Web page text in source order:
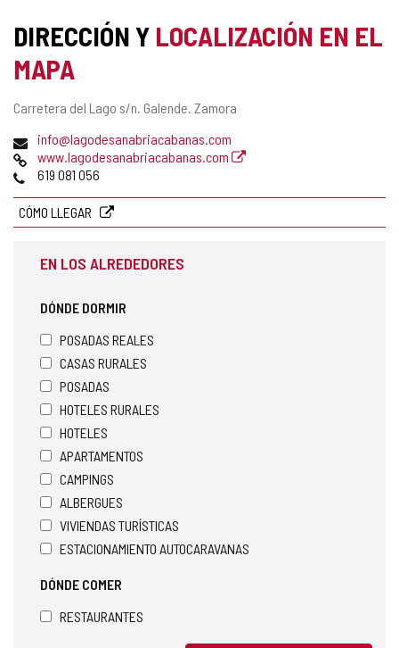
DIRECCIÓN Y LOCALIZACIÓN EN EL
MAPA
Dirección
Carretera del Lago s/n. Galende. Zamora
Dirección
de
correo
info@lagodesanabriacabanas.com
Página
Web
www.lagodesanabriacabanas.com
Teléfonos
619 081 056
CÓMO LLEGAR
EN LOS ALREDEDORES
DÓNDE DORMIR
POSADAS REALES
CASAS RURALES
POSADAS
HOTELES RURALES
HOTELES
APARTAMENTOS
CAMPINGS
ALBERGUES
VIVIENDAS TURÍSTICAS
ESTACIONAMIENTO AUTOCARAVANAS
DÓNDE COMER
RESTAURANTES